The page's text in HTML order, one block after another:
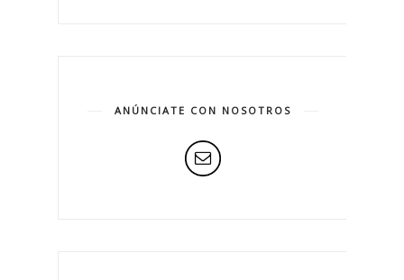
ANÚNCIATE CON NOSOTROS